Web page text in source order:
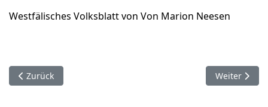
Westfälisches Volksblatt von Von Marion Neesen
Vorheriger Beitrag: 6. Januar. Hövelhof.
Zurück Nächster
Weiter